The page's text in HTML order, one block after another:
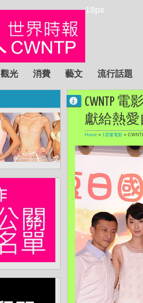
18px
觀光 消費 藝文 流行話題
CWNTP
獻給熱
Home » 1音樂電影 »